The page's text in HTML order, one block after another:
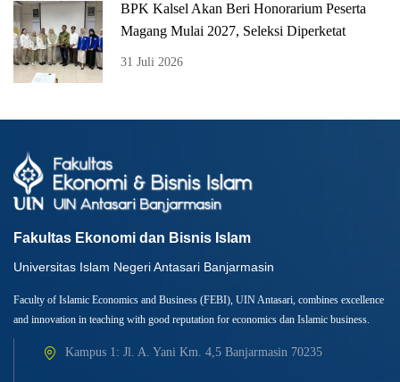
BPK Kalsel Akan Beri Honorarium Peserta
Magang Mulai 2027, Seleksi Diperketat
31 Juli 2026
Fakultas Ekonomi dan Bisnis Islam
Universitas Islam Negeri Antasari Banjarmasin
Faculty of Islamic Economics and Business (FEBI), UIN Antasari, combines excellence
and innovation in teaching with good reputation for economics dan Islamic business.
Kampus 1: Jl. A. Yani Km. 4,5 Banjarmasin 70235